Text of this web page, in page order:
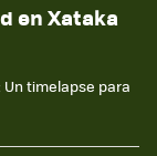
en Xataka
timelapse para